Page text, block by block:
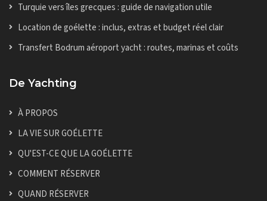
Turquie vers îles grecques : guide de navigation utile
Location de goélette : inclus, extras et budget réel clair
Transfert Bodrum aéroport yacht : routes, marinas et coûts
De Yachting
À PROPOS
LA VIE SUR GOÉLETTE
QU'EST-CE QUE LA GOÉLETTE
COMMENT RÉSERVER
QUAND RÉSERVER